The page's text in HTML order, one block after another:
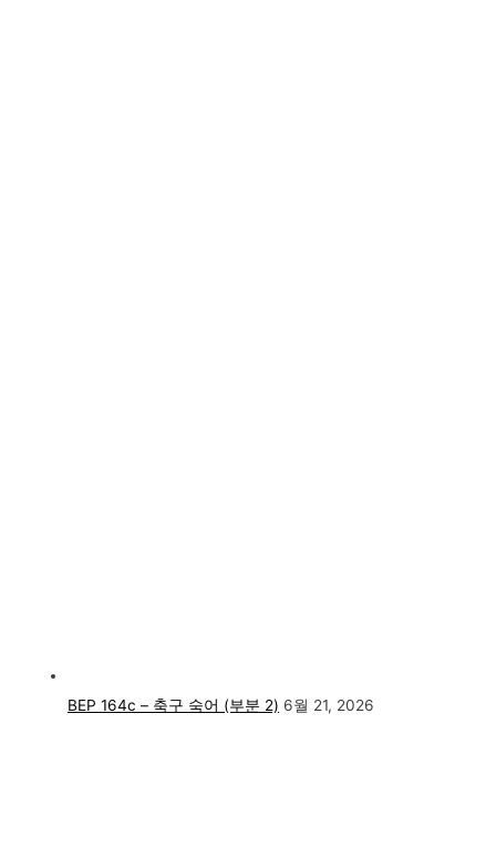
BEP 164c – 축구 숙어 (부분 2) 6월 21, 2026